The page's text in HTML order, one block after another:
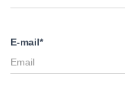
E-mail*